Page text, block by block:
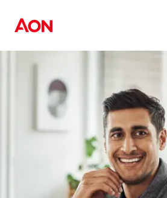
How can we help you?
Popular Searches